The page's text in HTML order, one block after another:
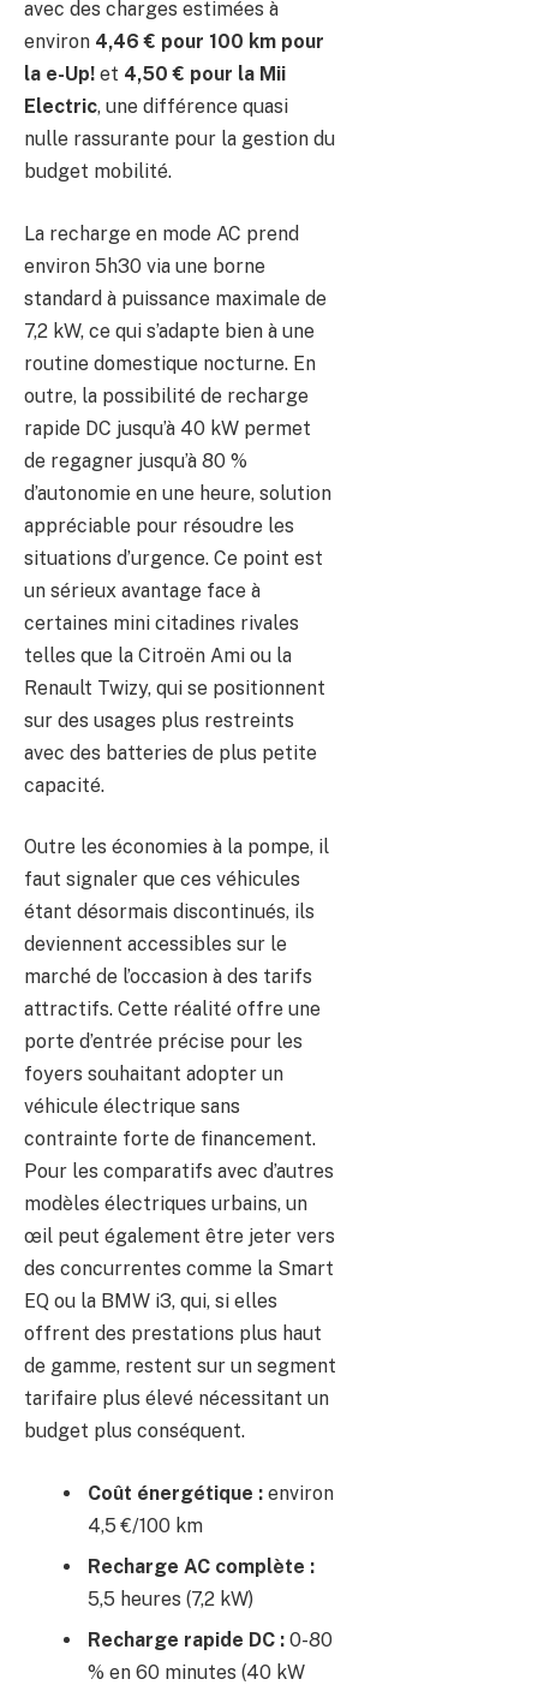
avec des charges estimées à
environ 4,46 € pour 100 km pour
la e-Up! et 4,50 € pour la Mii
Electric, une différence quasi
nulle rassurante pour la gestion du
budget mobilité.
La recharge en mode AC prend
environ 5h30 via une borne
standard à puissance maximale de
7,2 kW, ce qui s’adapte bien à une
routine domestique nocturne. En
outre, la possibilité de recharge
rapide DC jusqu’à 40 kW permet
de regagner jusqu’à 80 %
d’autonomie en une heure, solution
appréciable pour résoudre les
situations d’urgence. Ce point est
un sérieux avantage face à
certaines mini citadines rivales
telles que la Citroën Ami ou la
Renault Twizy, qui se positionnent
sur des usages plus restreints
avec des batteries de plus petite
capacité.
Outre les économies à la pompe, il
faut signaler que ces véhicules
étant désormais discontinués, ils
deviennent accessibles sur le
marché de l’occasion à des tarifs
attractifs. Cette réalité offre une
porte d’entrée précise pour les
foyers souhaitant adopter un
véhicule électrique sans
contrainte forte de financement.
Pour les comparatifs avec d’autres
modèles électriques urbains, un
œil peut également être jeter vers
des concurrentes comme la Smart
EQ ou la BMW i3, qui, si elles
offrent des prestations plus haut
de gamme, restent sur un segment
tarifaire plus élevé nécessitant un
budget plus conséquent.
Coût énergétique : environ
4,5 €/100 km
Recharge AC complète :
5,5 heures (7,2 kW)
Recharge rapide DC : 0-80
% en 60 minutes (40 kW